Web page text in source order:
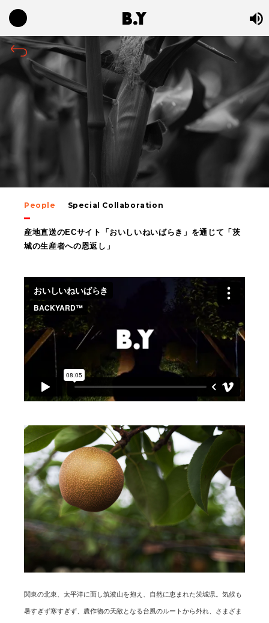
People Special Collaboration
産地直送のECサイト「おいしいねいばらき」を通じて「茨
城の生産者への恩返し」
関東の北東、太平洋に面し筑波山を抱え、自然に恵まれた茨城県。気候も
暑すぎず寒すぎず、農作物の天敵となる台風のルートから外れ、さまざま